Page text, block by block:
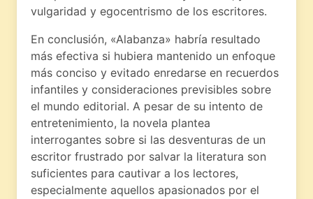
vulgaridad y egocentrismo de los escritores.
En conclusión, «Alabanza» habría resultado
más efectiva si hubiera mantenido un enfoque
más conciso y evitado enredarse en recuerdos
infantiles y consideraciones previsibles sobre
el mundo editorial. A pesar de su intento de
entretenimiento, la novela plantea
interrogantes sobre si las desventuras de un
escritor frustrado por salvar la literatura son
suficientes para cautivar a los lectores,
especialmente aquellos apasionados por el